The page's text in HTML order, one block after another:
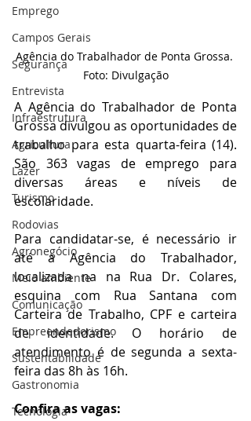
Emprego
Campos Gerais
Segurança
Entrevista
Infraestrutura
Agricultura
Lazer
Turismo
Rodovias
Agronegócio
Meio ambiente
Comunicação
Empreendedorismo
Sustentabilidade
Gastronomia
Tecnologia
Agência do Trabalhador de Ponta Grossa.
Foto: Divulgação
A Agência do Trabalhador de Ponta
Grossa divulgou as oportunidades de
trabalho para esta quarta-feira (14).
São 363 vagas de emprego para
diversas áreas e níveis de
escolaridade.
Para candidatar-se, é necessário ir
até a Agência do Trabalhador,
localizada na na Rua Dr. Colares,
esquina com Rua Santana com
Carteira de Trabalho, CPF e carteira
de identidade. O horário de
atendimento é de segunda a sexta-
feira das 8h às 16h.
Confira as vagas: